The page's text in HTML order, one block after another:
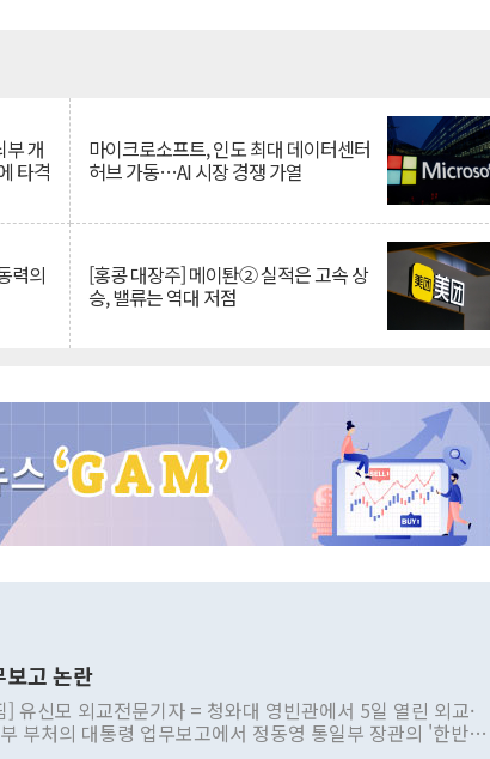
부 개
타격
마이크로소프트, 인도 최대 데이터센터
허브 가동…AI 시장 경쟁 가열
력의 [홍콩 대장주] 메이퇀② 실적은 고속 상
승, 밸류는 역대 저점
보고 논란
유신모 외교전문기자 = 청와대 영빈관에서 5일 열린 외교·
부처의 대통령 업무보고에서 정동영 통일부 장관의 '한반도